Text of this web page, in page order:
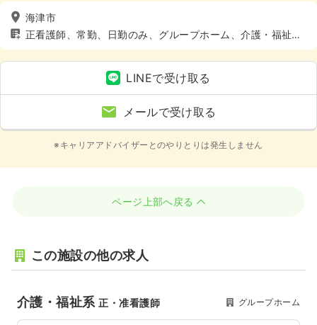
海津市
正看護師、常勤、日勤のみ、グループホーム、介護・福祉
系、4週8休以上
LINEで受け取る
メールで受け取る
※キャリアアドバイザーとのやりとりは発生しません
ページ上部へ戻る
この施設の他の求人
介護・福祉系正・准看護師 グループホーム